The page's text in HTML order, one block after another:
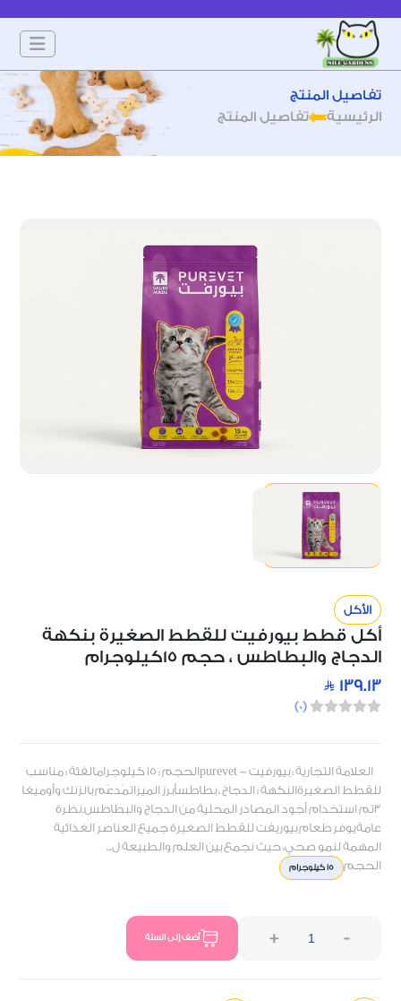
تفاصيل المنتج
الرئيسية
تفاصيل المنتج
الأكل
أكل قطط بيورفيت للقطط الصغيرة بنكهة
الدجاج والبطاطس ، حجم 15كيلوجرام
139.13
(
0
)
العلامة التجارية : بيورفيت - purevetالحجم : 15 كيلوجرامالفئة : مناسب
للقطط الصغيرةالنكهة : الدجاج ، بطاطسأبرز الميزاتمُدعّم بالزنك وأوميغا
3تم استخدام أجود المصادر المحلية من الدجاج والبطاطس.نظرة
عامةيوفر طعام بيوريفت للقطط الصغيرة جميع العناصر الغذائية
المهمة لنمو صحي، حيث نجمع بين العلم والطبيعة ل...
الحجم
15 كيلوجرام
-
+ أضف إلى السلة